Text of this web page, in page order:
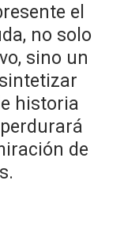
el
no solo
sino un
historia
de